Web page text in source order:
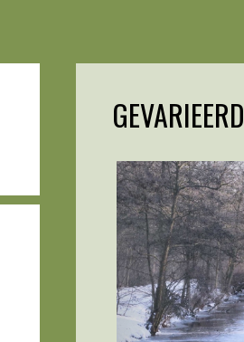
GEVARIEERD